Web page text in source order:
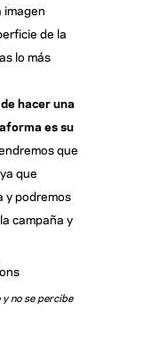
imagen
de la
lo más
hacer una
es su
que
que
y podremos
campaña y
no se percibe